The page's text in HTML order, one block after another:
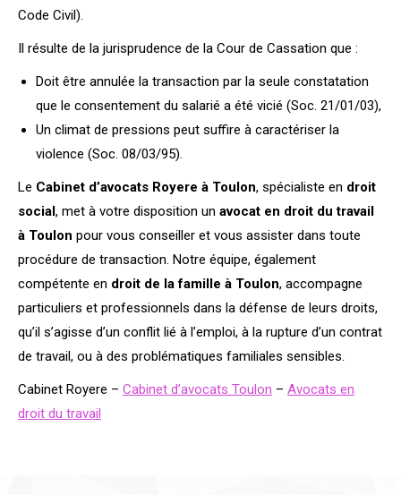
Code Civil).
Il résulte de la jurisprudence de la Cour de Cassation que :
Doit être annulée la transaction par la seule constatation
que le consentement du salarié a été vicié (Soc. 21/01/03),
Un climat de pressions peut suffire à caractériser la
violence (Soc. 08/03/95).
Le Cabinet d’avocats Royere à Toulon, spécialiste en droit
social, met à votre disposition un avocat en droit du travail
à Toulon pour vous conseiller et vous assister dans toute
procédure de transaction. Notre équipe, également
compétente en droit de la famille à Toulon, accompagne
particuliers et professionnels dans la défense de leurs droits,
qu’il s’agisse d’un conflit lié à l’emploi, à la rupture d’un contrat
de travail, ou à des problématiques familiales sensibles.
Cabinet Royere – Cabinet d’avocats Toulon – Avocats en
droit du travail